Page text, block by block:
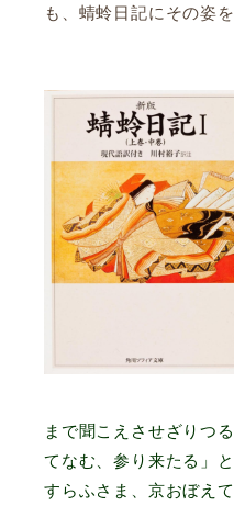
も、蜻蛉日記にその姿
まで聞こえさせざりつ
てなむ、参り来たる」
すらふさま、京おぼえ